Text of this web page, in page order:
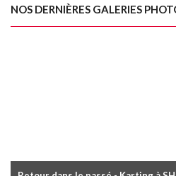
NOS DERNIÈRES GALERIES